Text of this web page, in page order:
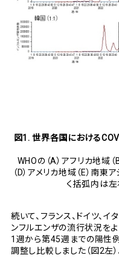
図1. 世界各国における
WHOの（A）アフリカ地域
（D）アメリカ地域（E）南
く括弧内は左
続いて、フランス、ドイツ、
ンフルエンザの流行状況を
1週から第45週までの陽性
調整し比較しました（図2左